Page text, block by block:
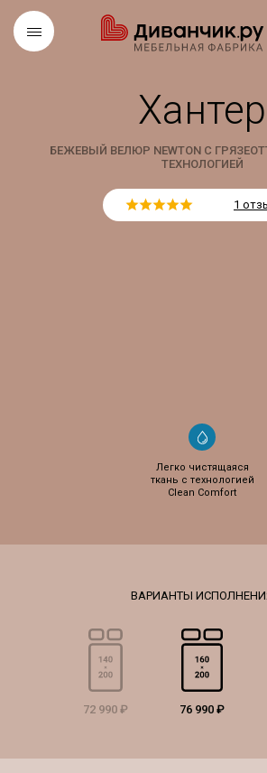
Хантер
БЕЖЕВЫЙ ВЕЛЮР NEWTON С
ТЕХНОЛОГИЕЙ
1
72 990 ₽ 76 990 ₽
Легко чистящаяся
ткань с технологией
Clean Comfort